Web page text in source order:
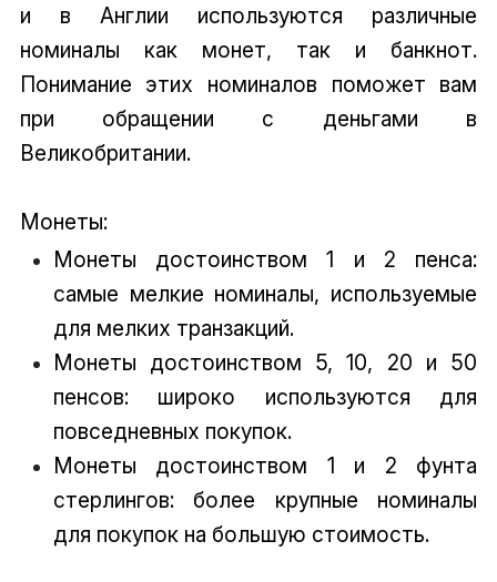
и в Англии используются различные
номиналы как монет, так и банкнот.
Понимание этих номиналов поможет вам
при обращении с деньгами в
Великобритании.
Монеты:
Монеты достоинством 1 и 2 пенса:
самые мелкие номиналы, используемые
для мелких транзакций.
Монеты достоинством 5, 10, 20 и 50
пенсов: широко используются для
повседневных покупок.
Монеты достоинством 1 и 2 фунта
стерлингов: более крупные номиналы
для покупок на большую стоимость.